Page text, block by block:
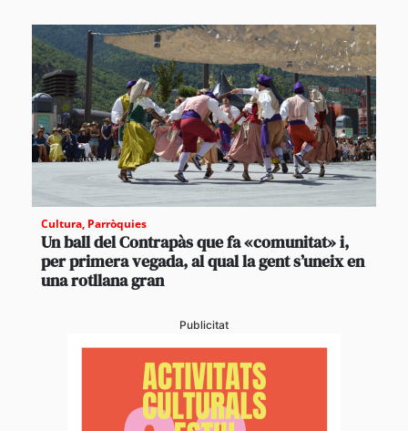
Cultura, Parròquies
Un ball del Contrapàs que fa «comunitat» i,
per primera vegada, al qual la gent s’uneix en
una rotllana gran
Publicitat